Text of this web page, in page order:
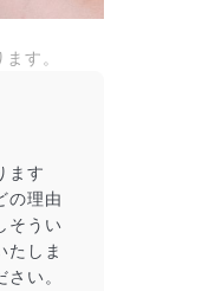
す。
ます
の理由
そうい
たしま
い。